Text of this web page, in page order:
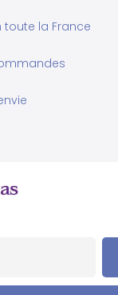
toute la France